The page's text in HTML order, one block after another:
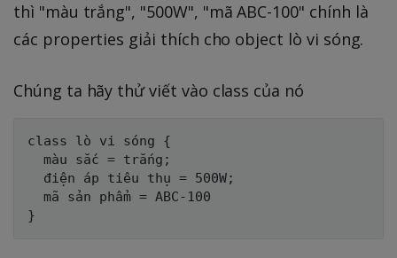
thì "màu trắng", "500W", "mã ABC-100" chính là
các properties giải thích cho object lò vi sóng.
Chúng ta hãy thử viết vào class của nó
class lò vi sóng {
  màu sắc = trắng;
  điện áp tiêu thụ = 500W;
  mã sản phẩm = ABC-100